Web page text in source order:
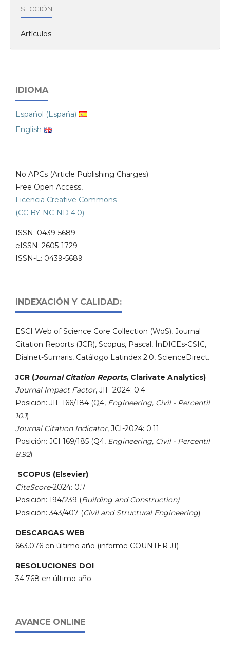
SECCIÓN
Artículos
IDIOMA
Español (España)
English
No APCs (Article Publishing Charges)
Free Open Access,
Licencia Creative Commons
(CC BY-NC-ND 4.0)
ISSN: 0439-5689
eISSN: 2605-1729
ISSN-L: 0439-5689
INDEXACIÓN Y CALIDAD:
ESCI Web of Science Core Collection (WoS), Journal
Citation Reports (JCR), Scopus, Pascal, ÍnDICEs-CSIC,
Dialnet-Sumaris, Catálogo Latindex 2.0, ScienceDirect.
JCR (Journal Citation Reports, Clarivate Analytics)
Journal Impact Factor, JIF-2024: 0.4
Posición: JIF 166/184 (Q4, Engineering, Civil - Percentil
10.1)
Journal Citation Indicator, JCI-2024: 0.11
Posición: JCI 169/185 (Q4, Engineering, Civil - Percentil
8.92)
SCOPUS (Elsevier)
CiteScore-2024: 0.7
Posición: 194/239 (Building and Construction)
Posición: 343/407 (Civil and Structural Engineering)
DESCARGAS WEB
663.076 en último año (informe COUNTER J1)
RESOLUCIONES DOI
34.768 en último año
AVANCE ONLINE